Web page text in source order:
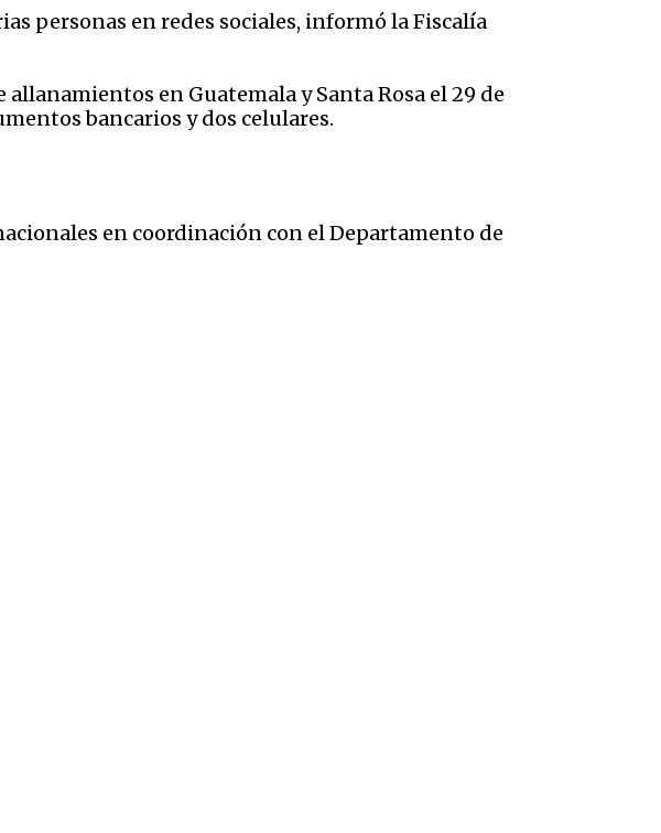
personas en redes sociales, informó la Fiscalía
en Guatemala y Santa Rosa el 29 de
bancarios y dos celulares.
en coordinación con el Departamento de